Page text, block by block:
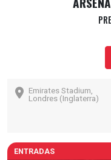
Emirates Stadium,
Londres (Inglaterra)
ENTRADAS